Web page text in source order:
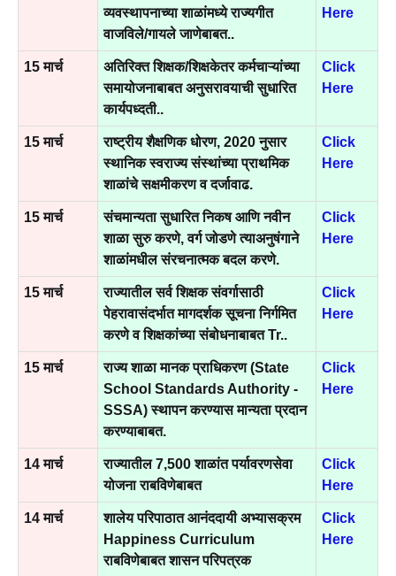
व्यवस्थापनाच्या शाळांमध्ये राज्यगीत
वाजविले/गायले जाणेबाबत..
Here
15 मार्च
अतिरिक्त शिक्षक/शिक्षकेतर कर्मचाऱ्यांच्या
समायोजनाबाबत अनुसरावयाची सुधारित
कार्यपध्दती..
Click
Here
15 मार्च
राष्ट्रीय शैक्षणिक धोरण, 2020 नुसार
स्थानिक स्वराज्य संस्थांच्या प्राथमिक
शाळांचे सक्षमीकरण व दर्जावाढ.
Click
Here
15 मार्च
संचमान्यता सुधारित निकष आणि नवीन
शाळा सुरु करणे, वर्ग जोडणे त्याअनुषंगाने
शाळांमधील संरचनात्मक बदल करणे.
Click
Here
15 मार्च
राज्यातील सर्व शिक्षक संवर्गासाठी
पेहरावासंदर्भात मागदर्शक सूचना निर्गमित
करणे व शिक्षकांच्या संबोधनाबाबत Tr..
Click
Here
15 मार्च
राज्य शाळा मानक प्राधिकरण (State
School Standards Authority -
SSSA) स्थापन करण्यास मान्यता प्रदान
करण्याबाबत.
Click
Here
14 मार्च
राज्यातील 7,500 शाळांत पर्यावरणसेवा
योजना राबविणेबाबत
Click
Here
14 मार्च
शालेय परिपाठात आनंददायी अभ्यासक्रम
Happiness Curriculum
राबविणेबाबत शासन परिपत्रक
Click
Here